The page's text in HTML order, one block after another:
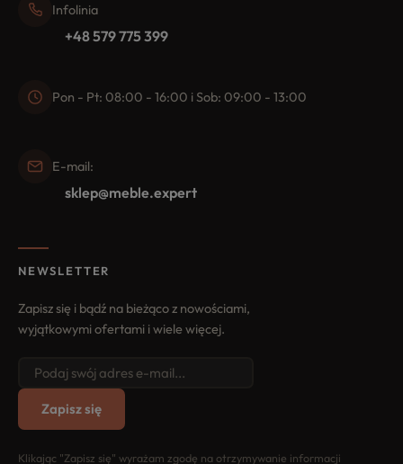
Infolinia
+48 579 775 399
Pon - Pt: 08:00 - 16:00 i Sob: 09:00 - 13:00
E-mail:
sklep@meble.expert
NEWSLETTER
Zapisz się i bądź na bieżąco z nowościami,
wyjątkowymi ofertami i wiele więcej.
Zapisz się
Klikając "Zapisz się" wyrażam zgodę na otrzymywanie informacji